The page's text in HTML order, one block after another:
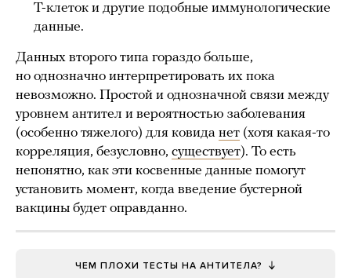
T-клеток и другие подобные иммунологические
данные.
Данных второго типа гораздо больше,
но однозначно интерпретировать их пока
невозможно. Простой и однозначной связи между
уровнем антител и вероятностью заболевания
(особенно тяжелого) для ковида нет (хотя какая-то
корреляция, безусловно, существует). То есть
непонятно, как эти косвенные данные помогут
установить момент, когда введение бустерной
вакцины будет оправданно.
ЧЕМ ПЛОХИ ТЕСТЫ НА АНТИТЕЛА?